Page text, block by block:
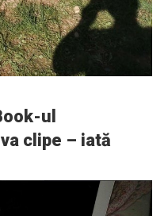
ul
clipe – iată